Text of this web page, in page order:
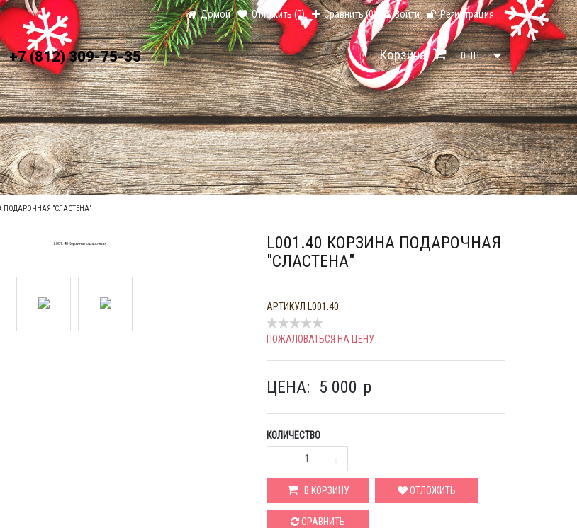
Домой Отложить (0) Сравнить (0) Войти Регистрация
+7 (812) 309-75-35 Корзина 0ШТ.
ДОСТАВКИ
ПОДАРОЧНАЯ "СЛАСТЕНА"
L001.40 КОРЗИНА ПОДАРОЧНАЯ
"СЛАСТЕНА"
АРТИКУЛ L001.40
ПОЖАЛОВАТЬСЯ НА ЦЕНУ
ЦЕНА: 5 000 p
КОЛИЧЕСТВО
В КОРЗИНУ ОТЛОЖИТЬ
СРАВНИТЬ